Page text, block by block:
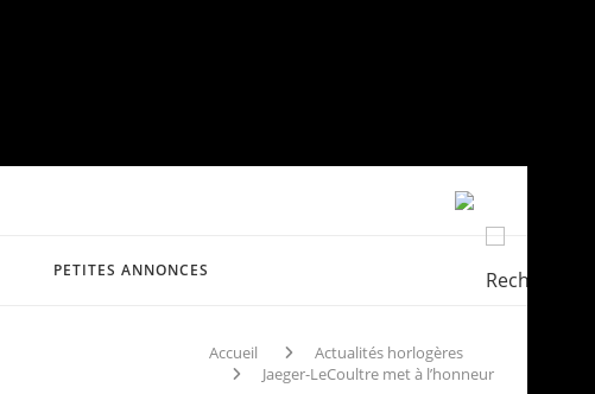
PETITES ANNONCES
Accueil
Actualités horlogères
Jaeger-LeCoultre met à l’honneur